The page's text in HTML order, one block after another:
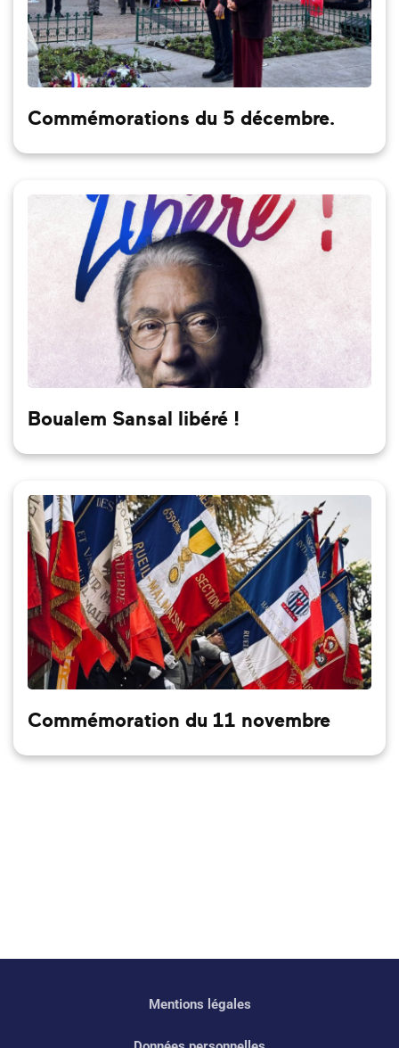
Commémorations du 5 décembre.
Boualem Sansal libéré !
Commémoration du 11 novembre
Mentions légales